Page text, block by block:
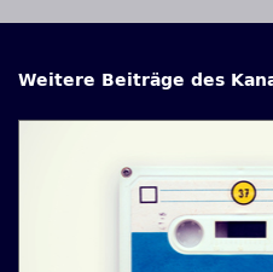
Weitere Beiträge des